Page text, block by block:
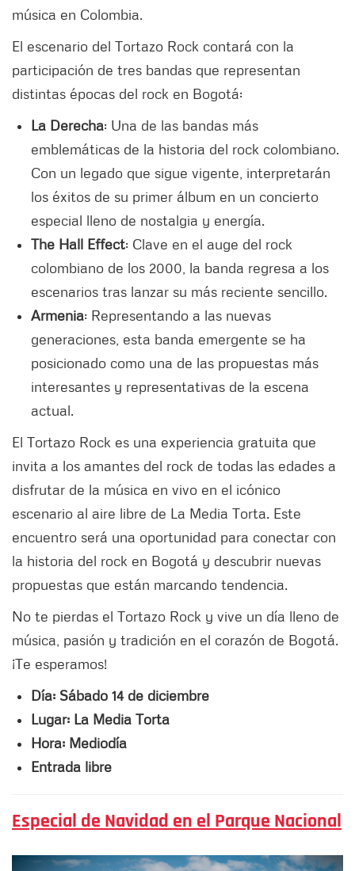
música en Colombia.
El escenario del Tortazo Rock contará con la
participación de tres bandas que representan
distintas épocas del rock en Bogotá:
La Derecha: Una de las bandas más
emblemáticas de la historia del rock colombiano.
Con un legado que sigue vigente, interpretarán
los éxitos de su primer álbum en un concierto
especial lleno de nostalgia y energía.
The Hall Effect: Clave en el auge del rock
colombiano de los 2000, la banda regresa a los
escenarios tras lanzar su más reciente sencillo.
Armenia: Representando a las nuevas
generaciones, esta banda emergente se ha
posicionado como una de las propuestas más
interesantes y representativas de la escena
actual.
El Tortazo Rock es una experiencia gratuita que
invita a los amantes del rock de todas las edades a
disfrutar de la música en vivo en el icónico
escenario al aire libre de La Media Torta. Este
encuentro será una oportunidad para conectar con
la historia del rock en Bogotá y descubrir nuevas
propuestas que están marcando tendencia.
No te pierdas el Tortazo Rock y vive un día lleno de
música, pasión y tradición en el corazón de Bogotá.
¡Te esperamos!
Día: Sábado 14 de diciembre
Lugar: La Media Torta
Hora: Mediodía
Entrada libre
Especial de Navidad en el Parque Nacional